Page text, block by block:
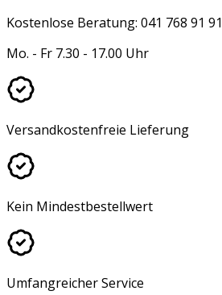
Kostenlose Beratung: 041 768 91 91
Mo. - Fr 7.30 - 17.00 Uhr
Versandkostenfreie Lieferung
Kein Mindestbestellwert
Umfangreicher Service